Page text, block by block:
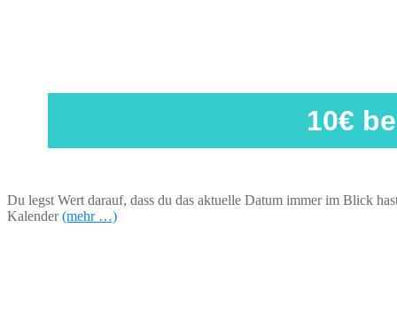
10€
Du legst Wert darauf, dass du das aktuelle Datum immer im Blick
Kalender(mehr …)